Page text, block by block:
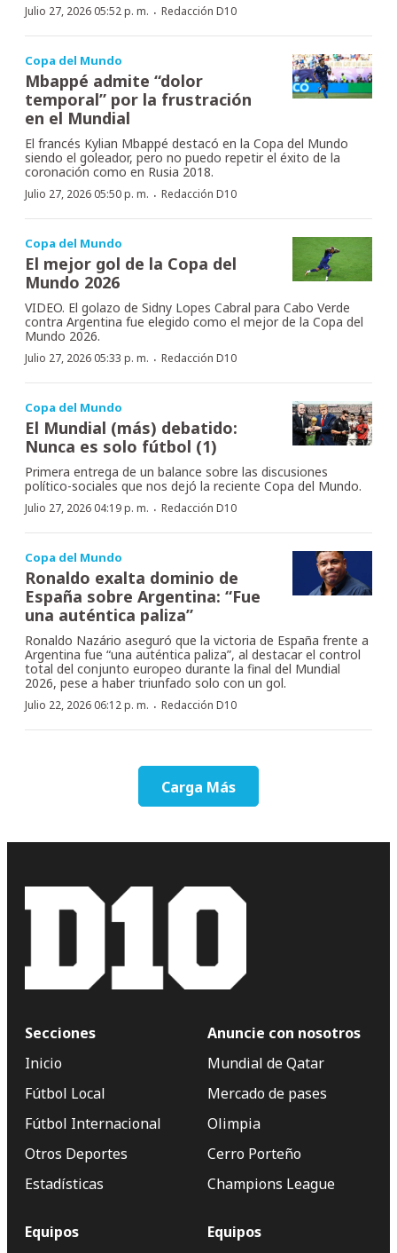
Julio 27, 2026 05:52 p. m. · Redacción D10
Copa del Mundo
Mbappé admite “dolor
temporal” por la frustración
en el Mundial
El francés Kylian Mbappé destacó en la Copa del Mundo
siendo el goleador, pero no puedo repetir el éxito de la
coronación como en Rusia 2018.
Julio 27, 2026 05:50 p. m. · Redacción D10
Copa del Mundo
El mejor gol de la Copa del
Mundo 2026
VIDEO. El golazo de Sidny Lopes Cabral para Cabo Verde
contra Argentina fue elegido como el mejor de la Copa del
Mundo 2026.
Julio 27, 2026 05:33 p. m. · Redacción D10
Copa del Mundo
El Mundial (más) debatido:
Nunca es solo fútbol (1)
Primera entrega de un balance sobre las discusiones
político-sociales que nos dejó la reciente Copa del Mundo.
Julio 27, 2026 04:19 p. m. · Redacción D10
Copa del Mundo
Ronaldo exalta dominio de
España sobre Argentina: “Fue
una auténtica paliza”
Ronaldo Nazário aseguró que la victoria de España frente a
Argentina fue “una auténtica paliza”, al destacar el control
total del conjunto europeo durante la final del Mundial
2026, pese a haber triunfado solo con un gol.
Julio 22, 2026 06:12 p. m. · Redacción D10
Carga Más
Secciones
Inicio
Fútbol Local
Fútbol Internacional
Otros Deportes
Estadísticas
Anuncie con nosotros
Mundial de Qatar
Mercado de pases
Olimpia
Cerro Porteño
Champions League
Equipos
Equipos